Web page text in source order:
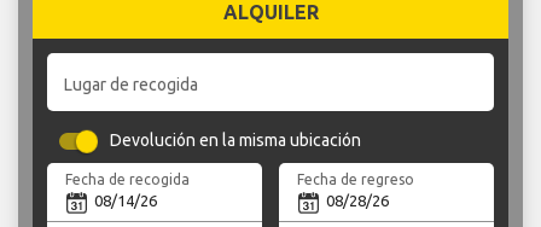
ALQUILER
Lugar de recogida
Devolución en la misma ubicación
Fecha de recogida Fecha de regreso